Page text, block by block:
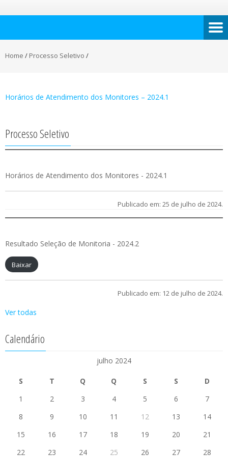
Home / Processo Seletivo /
Horários de Atendimento dos Monitores – 2024.1
Processo Seletivo
Horários de Atendimento dos Monitores - 2024.1
Publicado em: 25 de julho de 2024.
Resultado Seleção de Monitoria - 2024.2
Baixar
Publicado em: 12 de julho de 2024.
Ver todas
Calendário
julho 2024
S T Q Q S S
D
1
2 3 4 5 6
7
8
9 10 11 12 13
14
15
16 17 18 19 20
21
22
23 24 25 26 27 28